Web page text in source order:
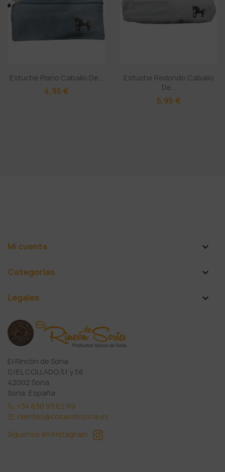
Estuche Plano Caballo De...
4,95 €
Estuche Redondo Caballo
De...
5,95 €
Mi cuenta 
Categorías 
Legales 
El Rincón de Soria
C/EL COLLADO,51 y 58
42002 Soria
Soria, España
+34 630 93 62 69
clientes@cosasdesoria.es
Síguenos en Instagram